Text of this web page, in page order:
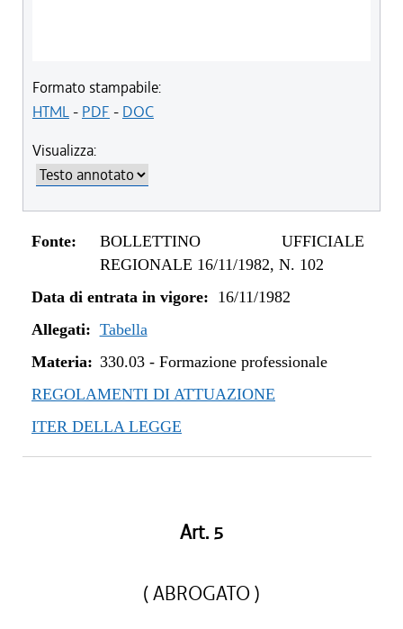
Formato stampabile:
HTML- PDF - DOC
Visualizza:
Fonte:
BOLLETTINO UFFICIALE
REGIONALE 16/11/1982, N. 102
Data di entrata in vigore: 16/11/1982
Allegati: Tabella
Materia: 330.03- Formazione professionale
REGOLAMENTI DI ATTUAZIONE
ITER DELLA LEGGE
Art. 5
( ABROGATO )